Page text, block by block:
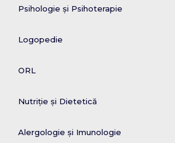
Psihologie și Psihoterapie
Logopedie
ORL
Nutriție și Dietetică
Alergologie și Imunologie